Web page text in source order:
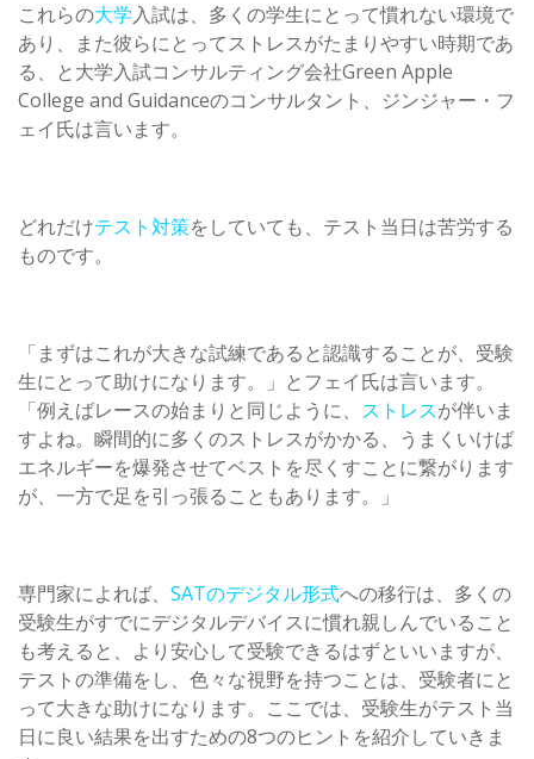
これらの大学入試は、多くの学生にとって慣れない環境で
あり、また彼らにとってストレスがたまりやすい時期であ
る、と大学入試コンサルティング会社Green Apple
College and Guidanceのコンサルタント、ジンジャー・フ
ェイ氏は言います。
どれだけテスト対策をしていても、テスト当日は苦労する
ものです。
「まずはこれが大きな試練であると認識することが、受験
生にとって助けになります。」とフェイ氏は言います。
「例えばレースの始まりと同じように、 ストレスが伴いま
すよね。瞬間的に多くのストレスがかかる、うまくいけば
エネルギーを爆発させてベストを尽くすことに繋がります
が、一方で足を引っ張ることもあります。」
専門家によれば、 SATのデジタル形式への移行は、多くの
受験生がすでにデジタルデバイスに慣れ親しんでいること
も考えると、より安心して受験できるはずといいますが、
テストの準備をし、色々な視野を持つことは、受験者にと
って大きな助けになります。ここでは、受験生がテスト当
日に良い結果を出すための8つのヒントを紹介していきま